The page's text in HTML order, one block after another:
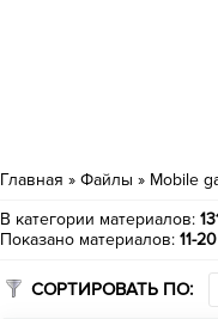
Главная » Файлы » Mobile
В категории материалов:
Показано материалов: 11-20
СОРТИРОВАТЬ ПО: